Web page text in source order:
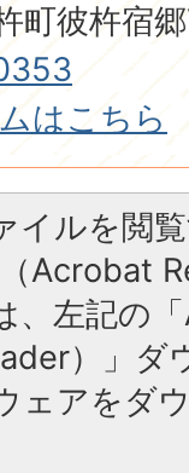
町彼杵宿
はこちら
イルを閲
Acrobat
、左記の
）」ダ
ェアをダ